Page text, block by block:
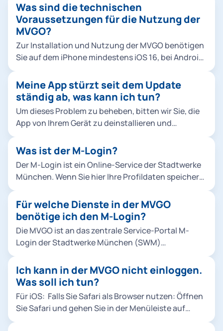
Was sind die technischen
Voraussetzungen für die Nutzung der
MVGO?
Zur Installation und Nutzung der MVGO benötigen
Sie auf dem iPhone mindestens iOS 16, bei Android
Meine App stürzt seit dem Update
ständig ab, was kann ich tun?
Um dieses Problem zu beheben, bitten wir Sie, die
App von Ihrem Gerät zu deinstallieren und
für die Unannehmlichkeiten entschuldigen.
Was ist der M-Login?
Der M-Login ist ein Online-Service der Stadtwerke
München. Wenn Sie hier Ihre Profildaten speichern,
Angebote in und um München nutzen. Dazu zählen
u. a. die Apps MVGO und HandyParken München.
Ihr Vorteil: Sie müssen sich nicht mehr bei
verschiedenen Webseiten und Apps einzeln
anmelden, sondern können mit einem einzigen
Ihre Daten erhalten, entscheiden Sie. Weitere
Informationen erhalten Sie hier:
login.muenchen.de.
Für welche Dienste in der MVGO
benötige ich den M-Login?
Die MVGO ist an das zentrale Service-Portal M-
Login der Stadtwerke München (SWM)
einem M-Login Account können Sie alle digitalen
Services dieser App und viele weitere Angebote
nutzen. Dafür können Sie sich direkt in der MVGO
ein M-Login Kundenprofil einrichten oder Ihren
bestehenden M-Login-Account nutzen. Sie
Ich kann in der MVGO nicht einloggen.
Was soll ich tun?
Für iOS: Falls Sie Safari als Browser nutzen: Öffnen
Sie Safari und gehen Sie in der Menüleiste auf